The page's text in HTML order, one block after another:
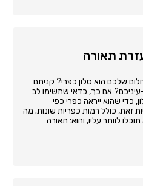
תאורה
שלכם הוא סלון כפרי? קניתם
אם כך, כדאי שתשימו לב
כדי שהוא ייראה כפרי כפי
זאת, כולל רמות כפריות שונות. מה
לוותר עליו, והוא: תאורה